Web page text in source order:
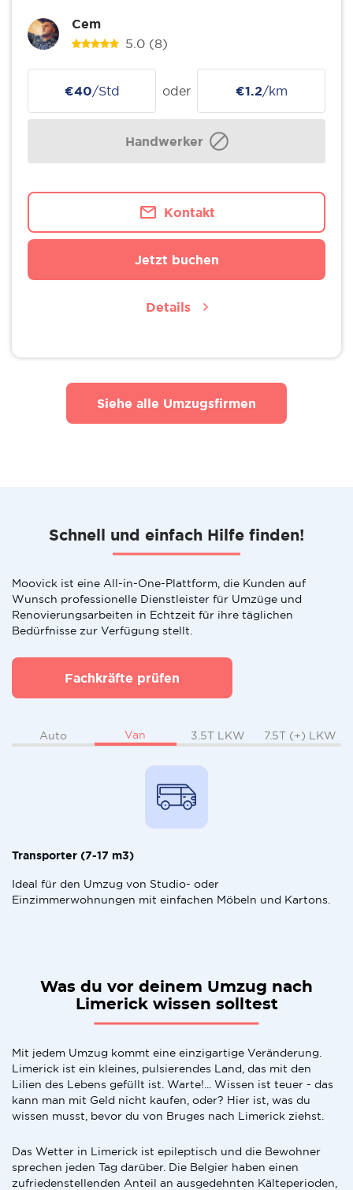
Cem
5.0 (8)
€40/Std oder €1.2/km
Handwerker
Kontakt
Jetzt buchen
Details
Siehe alle Umzugsfirmen
Schnell und einfach Hilfe finden!
Moovick ist eine All-in-One-Plattform, die Kunden auf
Wunsch professionelle Dienstleister für Umzüge und
Renovierungsarbeiten in Echtzeit für ihre täglichen
Bedürfnisse zur Verfügung stellt.
Fachkräfte prüfen
Auto Van 3.5T LKW 7.5T (+) LKW
Transporter (7-17 m3)
Ideal für den Umzug von Studio- oder
Einzimmerwohnungen mit einfachen Möbeln und Kartons.
Was du vor deinem Umzug nach
Limerick wissen solltest
Mit jedem Umzug kommt eine einzigartige Veränderung.
Limerick ist ein kleines, pulsierendes Land, das mit den
Lilien des Lebens gefüllt ist. Warte!... Wissen ist teuer - das
kann man mit Geld nicht kaufen, oder? Hier ist, was du
wissen musst, bevor du von Bruges nach Limerick ziehst.
Das Wetter in Limerick ist epileptisch und die Bewohner
sprechen jeden Tag darüber. Die Belgier haben einen
zufriedenstellenden Anteil an ausgedehnten Kälteperioden,